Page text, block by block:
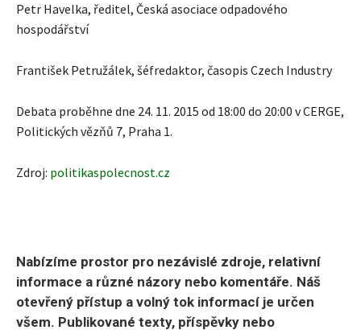
Petr Havelka, ředitel, Česká asociace odpadového
hospodářství
František Petružálek, šéfredaktor, časopis Czech Industry
Debata proběhne dne 24. 11. 2015 od 18:00 do 20:00 v CERGE,
Politických vězňů 7, Praha 1.
Zdroj: politikaspolecnost.cz
Nabízíme prostor pro nezávislé zdroje, relativní
informace a různé názory nebo komentáře. Náš
otevřený přístup a volný tok informací je určen
všem. Publikované texty, příspěvky nebo